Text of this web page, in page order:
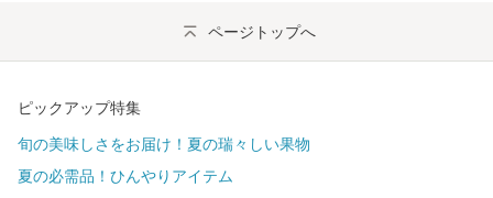
ページトップへ
ピックアップ特集
旬の美味しさをお届け！夏の瑞々しい果物
夏の必需品！ひんやりアイテム